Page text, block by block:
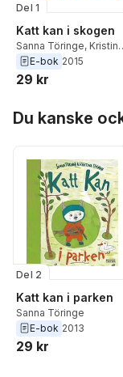
Del 1
Katt kan i skogen
Sanna Töringe, Kristina
Digman
E-bok 2015
29 kr
Du kanske
Del 2
Katt kan i parken
Sanna Töringe
E-bok 2013
29 kr